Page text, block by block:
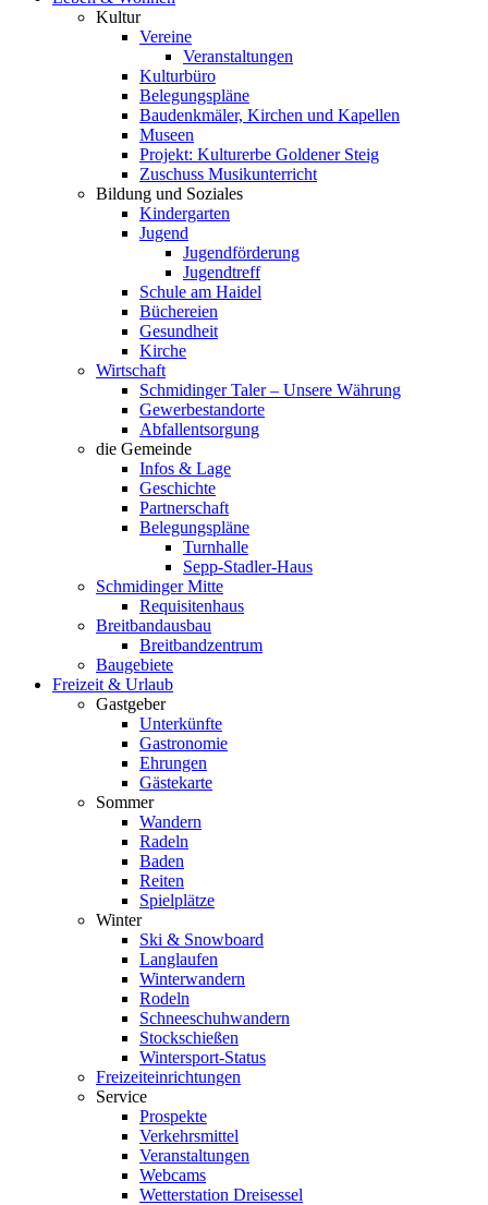
Kultur
Vereine
Veranstaltungen
Kulturbüro
Belegungspläne
Baudenkmäler, Kirchen und Kapellen
Museen
Projekt: Kulturerbe Goldener Steig
Zuschuss Musikunterricht
Bildung und Soziales
Kindergarten
Jugend
Jugendförderung
Jugendtreff
Schule am Haidel
Büchereien
Gesundheit
Kirche
Wirtschaft
Schmidinger Taler – Unsere Währung
Gewerbestandorte
Abfallentsorgung
die Gemeinde
Infos & Lage
Geschichte
Partnerschaft
Belegungspläne
Turnhalle
Sepp-Stadler-Haus
Schmidinger Mitte
Requisitenhaus
Breitbandausbau
Breitbandzentrum
Baugebiete
Freizeit & Urlaub
Gastgeber
Unterkünfte
Gastronomie
Ehrungen
Gästekarte
Sommer
Wandern
Radeln
Baden
Reiten
Spielplätze
Winter
Ski & Snowboard
Langlaufen
Winterwandern
Rodeln
Schneeschuhwandern
Stockschießen
Wintersport-Status
Freizeit­einrichtungen
Service
Prospekte
Verkehrsmittel
Veranstaltungen
Webcams
Wetterstation Dreisessel